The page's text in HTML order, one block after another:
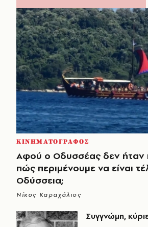
ΚΙΝΗΜΑΤΟΓΡΑΦΟΣ
Αφού ο Οδυσσέας δεν ήταν
πώς περιμένουμε να είναι
Οδύσσεια;
Νίκος Καραχάλιος
Συγγνώμη,